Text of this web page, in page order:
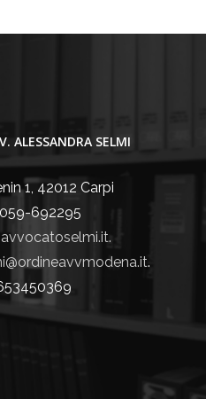
ALESSANDRA SELMI
1, 42012 Carpi
692295
.